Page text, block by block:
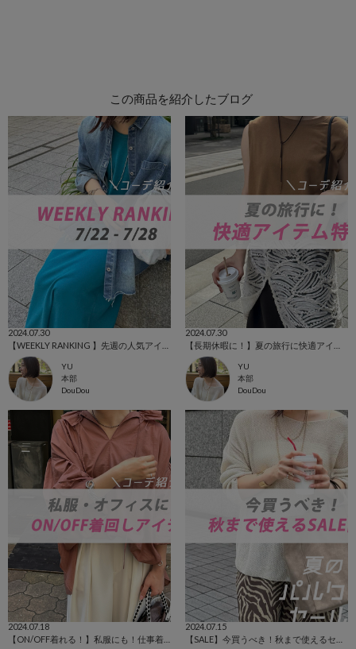
この商品を紹介したブログ
2024.07.30
YU
本部
DouDou
2024.07.30
YU
本部
DouDou
2024.07.18
2024.07.15